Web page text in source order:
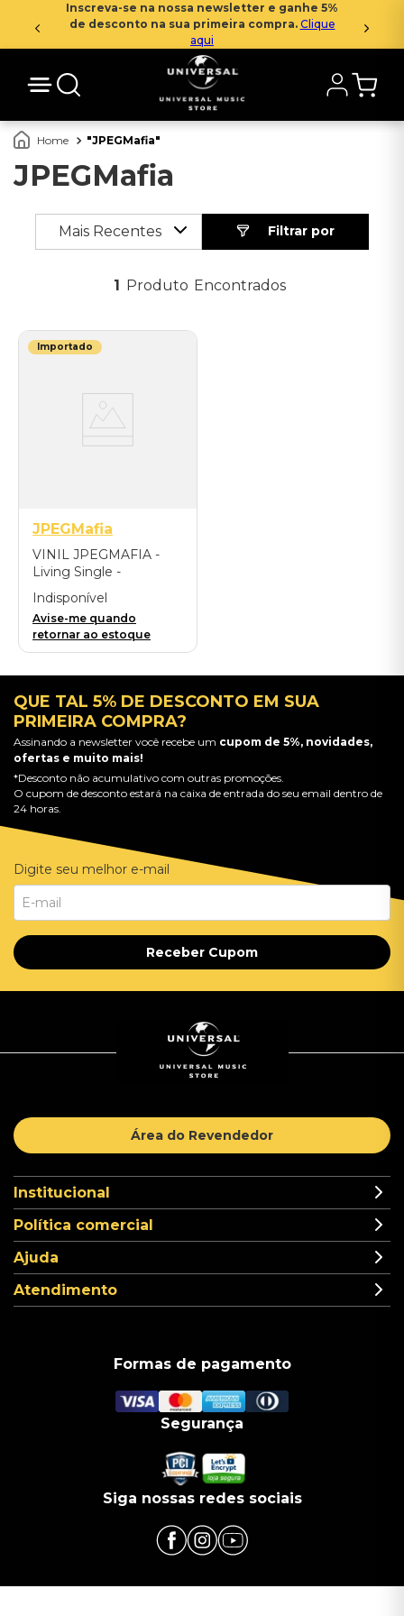
Inscreva-se na nossa newsletter e ganhe 5%
de desconto na sua primeira compra. Clique
aqui
JPEGMafia
JPEGMafia
Mais Recentes
1 Produto
Importado
JPEGMafia
VINIL JPEGMAFIA -
Living Single -
Importado
Indisponível
Avise-me quando
retornar ao estoque
QUE TAL 5% DE DESCONTO EM SUA
PRIMEIRA COMPRA?
Assinando a newsletter você recebe um cupom de 5%, novidades,
ofertas e muito mais!
*Desconto não acumulativo com outras promoções.
O cupom de desconto estará na caixa de entrada do seu email dentro de
24 horas.
Digite seu melhor e-mail
Receber Cupom
Área do Revendedor
Institucional
Política comercial
Ajuda
Atendimento
Formas de pagamento
Segurança
Siga nossas redes sociais